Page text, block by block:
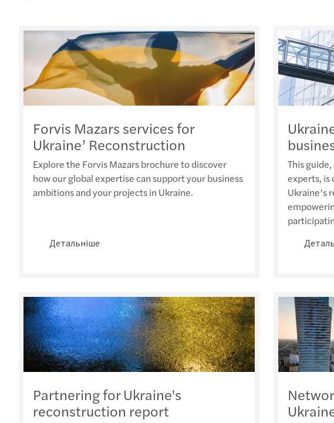
Forvis Mazars services for
Ukraine’ Reconstruction
Explore the Forvis Mazars brochure to discover
how our global expertise can support your business
ambitions and your projects in Ukraine.
Детальніше
This
experts, is
Ukraine’s
Partnering for Ukraine's
reconstruction report